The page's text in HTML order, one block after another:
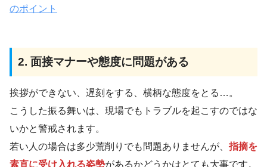
のポイント
2. 面接マナーや態度に問題がある
挨拶ができない、遅刻をする、横柄な態度をとる…。
こうした振る舞いは、現場でもトラブルを起こすのではな
いかと警戒されます。
若い人の場合は多少荒削りでも問題ありませんが、 指摘を
素直に受け入れる姿勢があるかどうかはとても大事です。